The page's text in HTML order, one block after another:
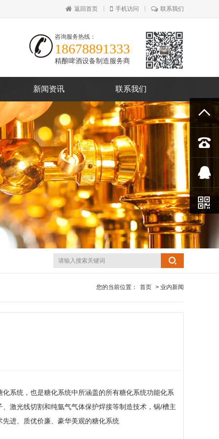
返回首页 手机访问 联系我们
咨询服务热线：
18678891333
精酿啤酒设备制造服务商
新闻资讯 联系我们
您的当前位置： 首页 > 业内新闻
系统，也是糖化系统中所涵盖的所有糖化系统功能化系
激光线切割和纯氩气气体保护焊接等制造技术，锅/槽主
进、质优价廉、豪华美观的糖化系统



